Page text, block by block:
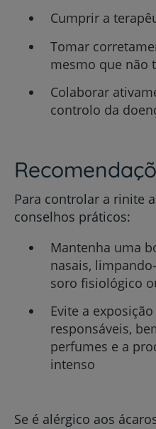
Cumprir a
Tomar
mesmo que não
Colaborar
controlo da
Para controlar a rinite
conselhos práticos:
Mantenha uma
nasais,
soro fisiológico
Evite a
responsáveis,
perfumes e a
intenso
Se é alérgico aos